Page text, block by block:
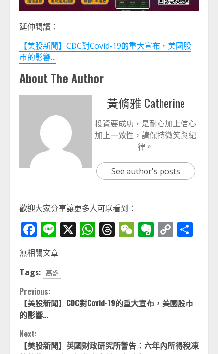
延伸閱讀：
【美股新聞】CDC對Covid-19的重大宣布，美國股
市的影響…
About The Author
黃脩雅 Catherine
投資要成功，是耐心加上信心
加上一致性，請保持微笑與紀
律。
See author's posts
歡迎大家分享讓更多人可以看到：
Facebook
Line
X WhatsApp
Threads
WeChat
Evernote
Copy
無相關文章
Tags: 高盛
Continue
Reading
Previous:
【美股新聞】CDC對Covid-19的重大宣布，美國股市
的影響…
Next:
【美股新聞】英國財政研究所警告：六年內所得稅凍